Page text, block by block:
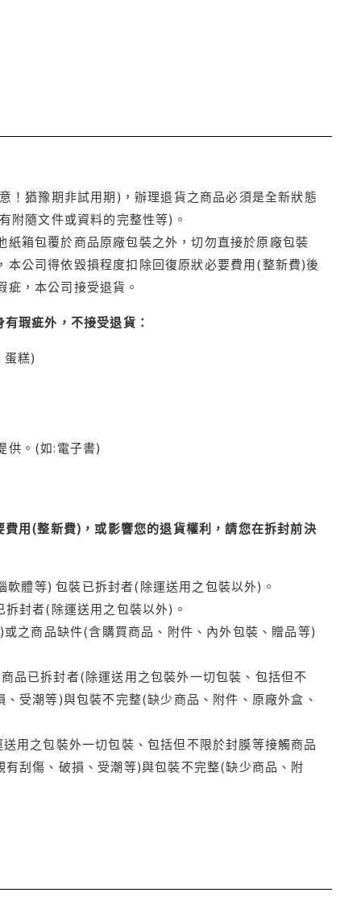
！猶豫期非試用期)，辦理退貨之商品必須是全新狀態
附隨文件或資料的完整性等)。
箱包覆於商品原廠包裝之外，切勿直接於原廠包裝
公司得依毀損程度扣除回復原狀必要費用(整新費)後
，本公司接受退貨。
瑕疵外，不接受退貨：
蛋糕)
供。(如:電子書)
用(整新費)，或影響您的退貨權利，請您在拆封前決
體等) 包裝已拆封者(除運送用之包裝以外)。
封者(除運送用之包裝以外)。
之商品缺件(含購買商品、附件、內外包裝、贈品等)
品已拆封者(除運送用之包裝外一切包裝、包括但不
受潮等)與包裝不完整(缺少商品、附件、原廠外盒、
用之包裝外一切包裝、包括但不限於封膜等接觸商品
刮傷、破損、受潮等)與包裝不完整(缺少商品、附